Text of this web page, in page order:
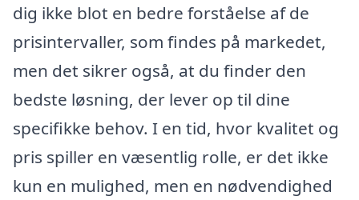
dig ikke blot en bedre forståelse af de
prisintervaller, som findes på markedet,
men det sikrer også, at du finder den
bedste løsning, der lever op til dine
specifikke behov. I en tid, hvor kvalitet og
pris spiller en væsentlig rolle, er det ikke
kun en mulighed, men en nødvendighed